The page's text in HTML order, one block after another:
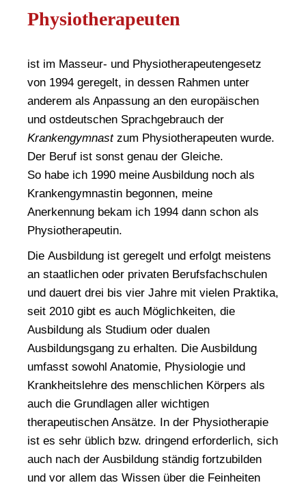
Physiotherapeuten
ist im Masseur- und Physiotherapeutengesetz
von 1994 geregelt, in dessen Rahmen unter
anderem als Anpassung an den europäischen
und ostdeutschen Sprachgebrauch der
Krankengymnastzum Physiotherapeuten wurde.
Der Beruf ist sonst genau der Gleiche.
So habe ich 1990 meine Ausbildung noch als
Krankengymnastin begonnen, meine
Anerkennung bekam ich 1994 dann schon als
Physiotherapeutin.
Die Ausbildung ist geregelt und erfolgt meistens
an staatlichen oder privaten Berufsfachschulen
und dauert drei bis vier Jahre mit vielen Praktika,
seit 2010 gibt es auch Möglichkeiten, die
Ausbildung als Studium oder dualen
Ausbildungsgang zu erhalten. Die Ausbildung
umfasst sowohl Anatomie, Physiologie und
Krankheitslehre des menschlichen Körpers als
auch die Grundlagen aller wichtigen
therapeutischen Ansätze. In der Physiotherapie
ist es sehr üblich bzw. dringend erforderlich, sich
auch nach der Ausbildung ständig fortzubilden
und vor allem das Wissen über die Feinheiten